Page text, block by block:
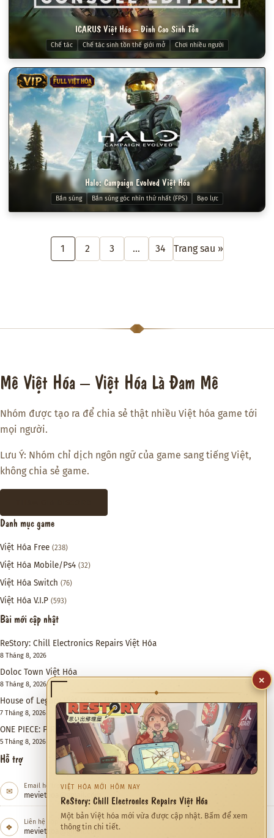
ICARUS Việt Hóa – Đỉnh Cao Sinh Tồn
Chế tác Chế tác sinh tồn thế giới mở Chơi nhiều người
VIP FULL VIỆT HÓA
Halo: Campaign Evolved Việt Hóa
Bắn súng Bắn súng góc nhìn thứ nhất (FPS) Bạo lực
1 2 3 … 34 Trang sau »
Mê Việt Hóa – Việt Hóa Là Đam Mê
Nhóm được tạo ra để chia sẻ thật nhiều Việt hóa game tới
mọi người.
Lưu Ý: Nhóm chỉ dịch ngôn ngữ của game sang tiếng Việt,
không chia sẻ game.
Danh mục game
Việt Hóa Free (238)
Việt Hóa Mobile/Ps4 (32)
Việt Hóa Switch (76)
Việt Hóa V.I.P (593)
Bài mới cập nhật
ReStory: Chill Electronics Repairs Việt Hóa
8 Tháng 8, 2026
Doloc Town Việt Hóa
8 Tháng 8, 2026
House of Legacy Việt Hóa – Hào Môn Thế Gia
7 Tháng 8, 2026
ONE PIECE: PIRATE WARRIORS 4 Việt Hóa
5 Tháng 8, 2026
Hỗ trợ
✉ Email hỗ trợ
meviethoa@gmail.com
❖ Liên hệ hợp tác
meviethoa@gmail.com
×
◆
VIỆT HÓA MỚI HÔM NAY
ReStory: Chill Electronics Repairs Việt Hóa
Một bản Việt hóa mới vừa được cập nhật. Bấm để xem
thông tin chi tiết.